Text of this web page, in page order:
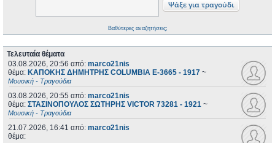
Βαθύτερες αναζητήσεις;
Τελευταία θέματα
03.08.2026, 20:56 από: marco21nis
θέμα: ΚΑΠΟΚΗΣ ΔΗΜΗΤΡΗΣ COLUMBIA E-3665 - 1917 ~
Μουσική - Τραγούδια
03.08.2026, 20:55 από: marco21nis
θέμα: ΣΤΑΣΙΝΟΠΟΥΛΟΣ ΣΩΤΗΡΗΣ VICTOR 73281 - 1921 ~
Μουσική - Τραγούδια
21.07.2026, 16:41 από: marco21nis
θέμα: